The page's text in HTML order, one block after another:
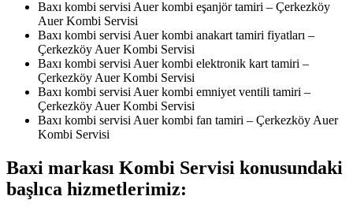
Baxı kombi servisi Auer kombi eşanjör tamiri – Çerkezköy
Auer Kombi Servisi
Baxı kombi servisi Auer kombi anakart tamiri fiyatları –
Çerkezköy Auer Kombi Servisi
Baxı kombi servisi Auer kombi elektronik kart tamiri –
Çerkezköy Auer Kombi Servisi
Baxı kombi servisi Auer kombi emniyet ventili tamiri –
Çerkezköy Auer Kombi Servisi
Baxı kombi servisi Auer kombi fan tamiri – Çerkezköy Auer
Kombi Servisi
Baxi markası Kombi Servisi konusundaki
başlıca hizmetlerimiz: